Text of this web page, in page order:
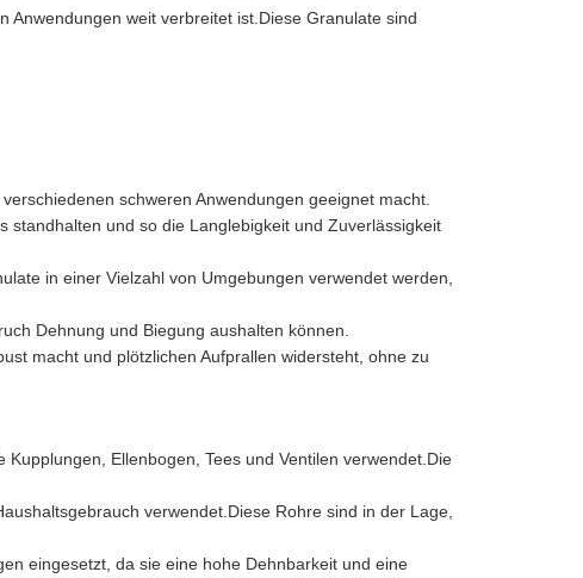
Anwendungen weit verbreitet ist.Diese Granulate sind
schweren Anwendungen geeignet macht.
standhalten und so die Langlebigkeit und Zuverlässigkeit
in einer Vielzahl von Umgebungen verwendet werden,
Dehnung und Biegung aushalten können.
macht und plötzlichen Aufprallen widersteht, ohne zu
Ellenbogen, Tees und Ventilen verwendet.Die
verwendet.Diese Rohre sind in der Lage,
eingesetzt, da sie eine hohe Dehnbarkeit und eine